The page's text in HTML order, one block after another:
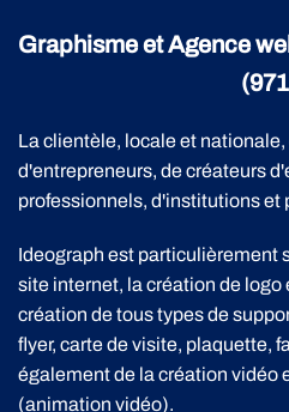
Graphisme et Agence
La clientèle, locale et
d'entrepreneurs, de créateurs
professionnels, d'institutions et
Ideograph est particulièrement
site internet, la création de
création de tous types de
flyer, carte de visite, plaquette,
également de la création vidéo
(animation vidéo).